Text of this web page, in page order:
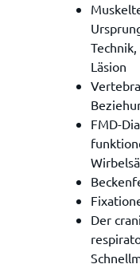
Läsion
FMD-
Der